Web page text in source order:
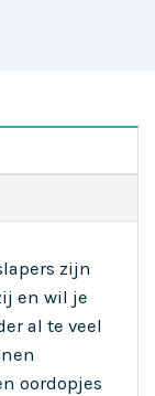
zijn
en wil je
al te veel
oordopjes